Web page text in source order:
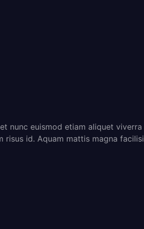
nunc euismod etiam aliquet viverra
risus id. Aquam mattis magna facilisi